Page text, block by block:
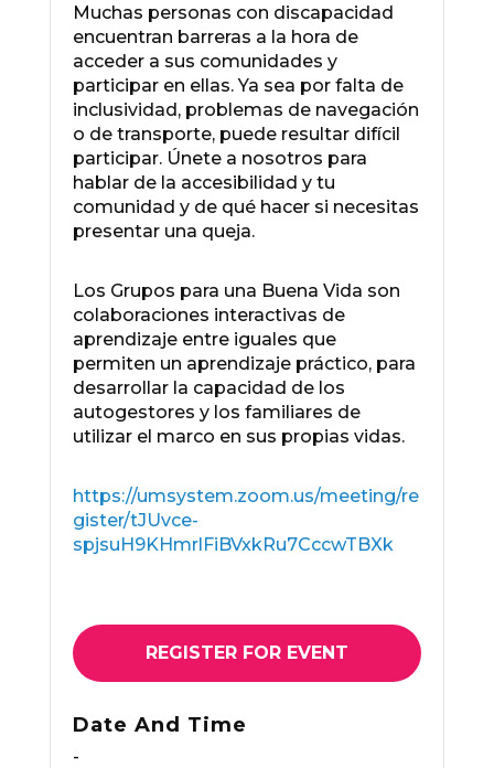
Muchas personas con discapacidad
encuentran barreras a la hora de
acceder a sus comunidades y
participar en ellas. Ya sea por falta de
inclusividad, problemas de navegación
o de transporte, puede resultar difícil
participar. Únete a nosotros para
hablar de la accesibilidad y tu
comunidad y de qué hacer si necesitas
presentar una queja.
Los Grupos para una Buena Vida son
colaboraciones interactivas de
aprendizaje entre iguales que
permiten un aprendizaje práctico, para
desarrollar la capacidad de los
autogestores y los familiares de
utilizar el marco en sus propias vidas.
https://umsystem.zoom.us/meeting/re
gister/tJUvce-
spjsuH9KHmrlFiBVxkRu7CccwTBXk
REGISTER FOR EVENT
Date And Time
-